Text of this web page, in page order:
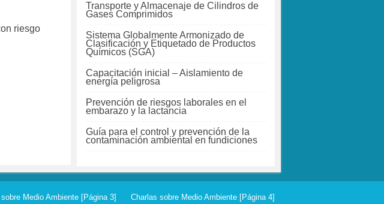
riesgo
Transporte y Almacenaje de Cilindros de
Gases Comprimidos
Sistema Globalmente Armonizado de
Clasificación y Etiquetado de Productos
Químicos (SGA)
Capacitación inicial – Aislamiento de
energía peligrosa
Prevención de riesgos laborales en el
embarazo y la lactancia
Guía para el control y prevención de la
contaminación ambiental en fundiciones
Medio Ambiente [Página 3] Charlas sobre Medio Ambiente [Página 4]